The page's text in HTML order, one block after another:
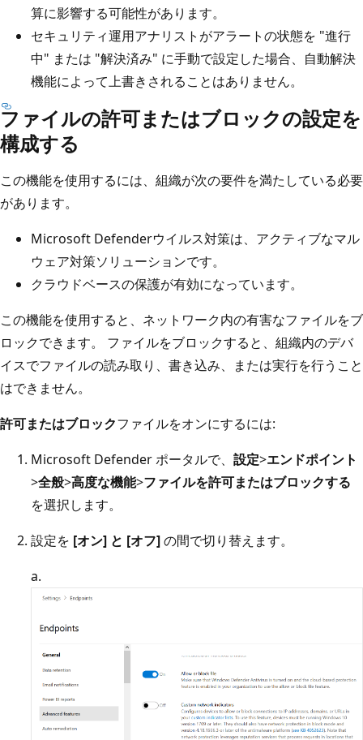
算に影響する可能性があります。
セキュリティ運用アナリストがアラートの状態を "進行
中" または "解決済み" に手動で設定した場合、自動解決
機能によって上書きされることはありません。
ファイルの許可またはブロックの設定を
構成する
この機能を使用するには、組織が次の要件を満たしている必要
があります。
Microsoft Defenderウイルス対策は、アクティブなマル
ウェア対策ソリューションです。
クラウドベースの保護が有効になっています。
この機能を使用すると、ネットワーク内の有害なファイルをブ
ロックできます。 ファイルをブロックすると、組織内のデバ
イスでファイルの読み取り、書き込み、または実行を行うこと
はできません。
許可またはブロックファイルをオンにするには:
Microsoft Defender ポータルで、 設定>エンドポイント
>全般>高度な機能>ファイルを許可またはブロックする
を選択します。
設定を [オン] と [オフ]の間で切り替えます。
a.